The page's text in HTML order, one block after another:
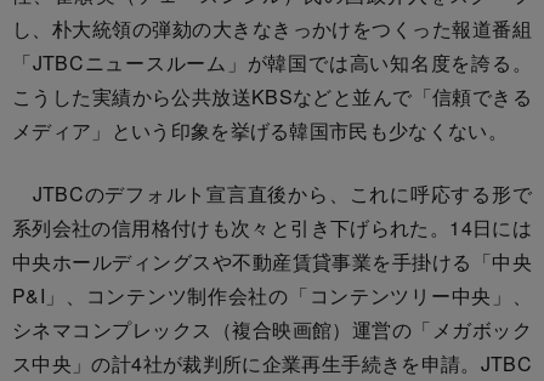
し、朴大統領の弾劾の大きなきっかけをつくった報道番組
「JTBCニュースルーム」が韓国では高い知名度を誇る。
こうした実績から公共放送KBSなどと並んで「信頼できる
メディア」という印象を挙げる韓国市民も少なくない。
JTBCのデフォルト宣言直後から、これに呼応する形で
系列会社の信用格付けも次々と引き下げられた。14日には
中央ホールディングスや不動産賃貸事業を手掛ける「中央
P&I」、コンテンツ制作会社の「コンテンツリー中央」、
シネマコンプレックス（複合映画館）運営の「メガボック
ス中央」の計4社が裁判所に企業再生手続きを申請。JTBC